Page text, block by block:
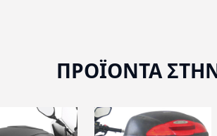
ΠΡΟΪΟΝΤΑ